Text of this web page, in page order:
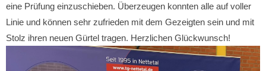
eine Prüfung einzuschieben. Überzeugen konnten alle auf voller
Linie und können sehr zufrieden mit dem Gezeigten sein und mit
Stolz ihren neuen Gürtel tragen. Herzlichen Glückwunsch!